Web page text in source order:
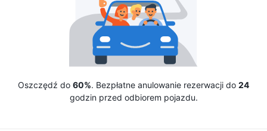
Oszczędź do 60%. Bezpłatne anulowanie rezerwacji do 24
godzin przed odbiorem pojazdu.